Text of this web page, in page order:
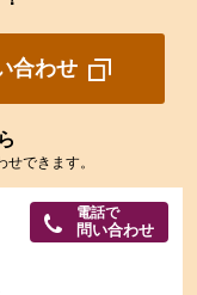
合わせ
できます。
電話で
問い合わせ